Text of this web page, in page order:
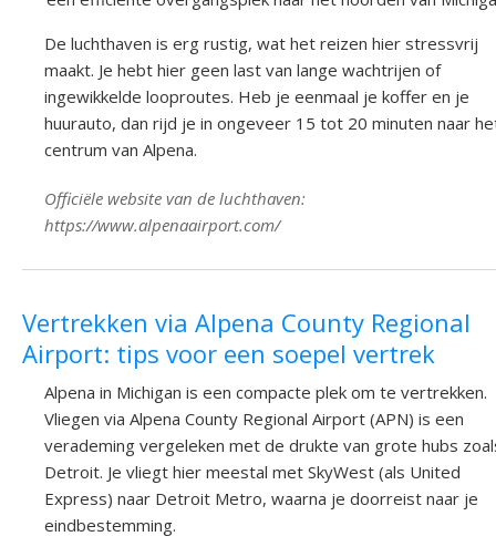
De luchthaven is erg rustig, wat het reizen hier stressvrij
maakt. Je hebt hier geen last van lange wachtrijen of
ingewikkelde looproutes. Heb je eenmaal je koffer en je
huurauto, dan rijd je in ongeveer 15 tot 20 minuten naar
centrum van Alpena.
Officiële website van de luchthaven:
https://www.alpenaairport.com/
Vertrekken via Alpena County Regional
Airport: tips voor een soepel vertrek
Alpena in Michigan is een compacte plek om te vertrekken.
Vliegen via Alpena County Regional Airport (APN) is een
verademing vergeleken met de drukte van grote hubs
Detroit. Je vliegt hier meestal met SkyWest (als United
Express) naar Detroit Metro, waarna je doorreist naar je
eindbestemming.